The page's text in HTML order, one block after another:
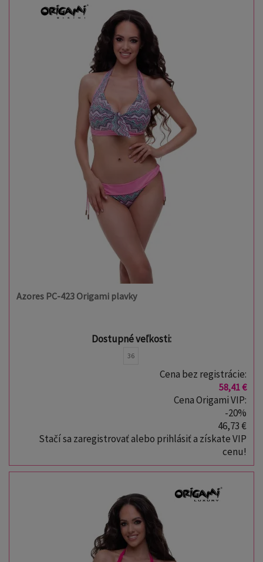
Azores PC-423 Origami plavky
Dostupné veľkosti:
36
Cena bez registrácie:
58,41 €
Cena Origami VIP:
-20%
46,73 €
Stačí sa zaregistrovať alebo prihlásiť a získate VIP
cenu!